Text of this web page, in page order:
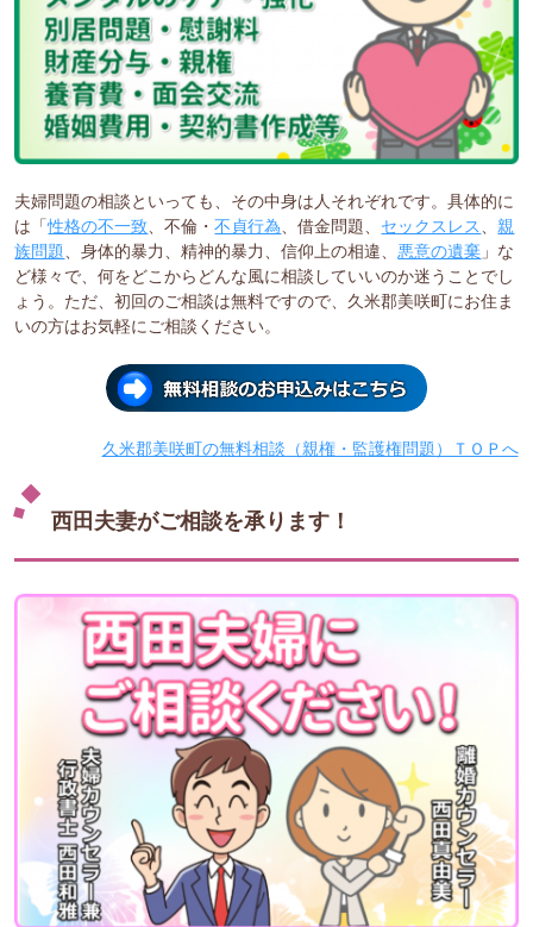
夫婦問題の相談といっても、その中身は人それぞれです。具体的に
は「性格の不一致、不倫・不貞行為、借金問題、 セックスレス、親
族問題、身体的暴力、精神的暴力、信仰上の相違、悪意の遺棄 」な
ど様々で、何をどこからどんな風に相談していいのか迷うことでし
ょう。ただ、初回のご相談は無料ですので、久米郡美咲町にお住ま
いの方はお気軽にご相談ください。
久米郡美咲町の無料相談（親権・監護権問題）ＴＯＰへ
西田夫妻がご相談を承ります！